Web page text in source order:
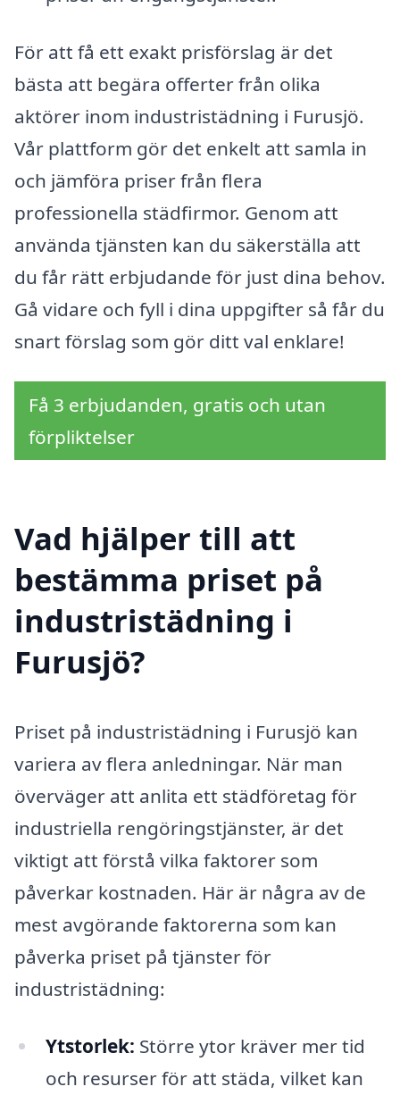
För att få ett exakt prisförslag är det
bästa att begära offerter från olika
aktörer inom industristädning i Furusjö.
Vår plattform gör det enkelt att samla in
och jämföra priser från flera
professionella städfirmor. Genom att
använda tjänsten kan du säkerställa att
du får rätt erbjudande för just dina behov.
Gå vidare och fyll i dina uppgifter så får du
snart förslag som gör ditt val enklare!
Få 3 erbjudanden, gratis och utan
förpliktelser
Vad hjälper till att
bestämma priset på
industristädning i
Furusjö?
Priset på industristädning i Furusjö kan
variera av flera anledningar. När man
överväger att anlita ett städföretag för
industriella rengöringstjänster, är det
viktigt att förstå vilka faktorer som
påverkar kostnaden. Här är några av de
mest avgörande faktorerna som kan
påverka priset på tjänster för
industristädning:
Ytstorlek: Större ytor kräver mer tid
och resurser för att städa, vilket kan